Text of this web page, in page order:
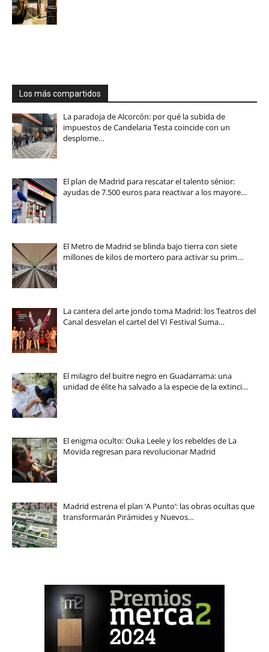
Los más compartidos
La paradoja de Alcorcón: por qué la subida de
impuestos de Candelaria Testa coincide con un
desplome…
El plan de Madrid para rescatar el talento sénior:
ayudas de 7.500 euros para reactivar a los mayore…
El Metro de Madrid se blinda bajo tierra con siete
millones de kilos de mortero para activar su prim…
La cantera del arte jondo toma Madrid: los Teatros del
Canal desvelan el cartel del VI Festival Suma…
El milagro del buitre negro en Guadarrama: una
unidad de élite ha salvado a la especie de la extinci…
El enigma oculto: Ouka Leele y los rebeldes de La
Movida regresan para revolucionar Madrid
Madrid estrena el plan ‘A Punto’: las obras ocultas que
transformarán Pirámides y Nuevos…